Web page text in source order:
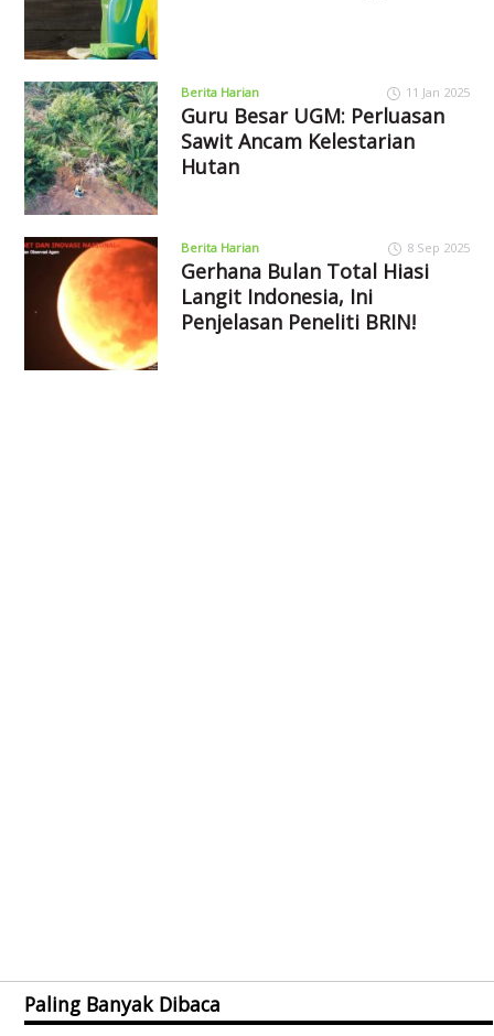
Berita Harian 11 Jan 2025
Guru Besar UGM: Perluasan
Sawit Ancam Kelestarian
Hutan
Berita Harian 8 Sep 2025
Gerhana Bulan Total Hiasi
Langit Indonesia, Ini
Penjelasan Peneliti BRIN!
Paling Banyak Dibaca